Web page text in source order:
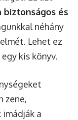
és
néhány
Lehet ez
kis könyv.
zene,
imádják a